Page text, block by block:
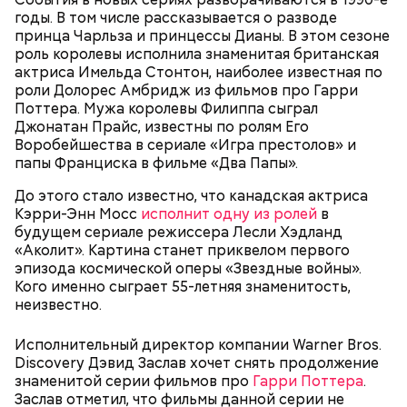
годы. В том числе рассказывается о разводе
принца Чарльза и принцессы Дианы. В этом сезоне
роль королевы исполнила знаменитая британская
актриса Имельда Стонтон, наиболее известная по
роли Долорес Амбридж из фильмов про Гарри
Поттера. Мужа королевы Филиппа сыграл
Джонатан Прайс, известны по ролям Его
Воробейшества в сериале «Игра престолов» и
папы Франциска в фильме «Два Папы».
До этого стало известно, что канадская актриса
Кэрри-Энн Мосс исполнит одну из ролей в
будущем сериале режиссера Лесли Хэдланд
«Аколит». Картина станет приквелом первого
эпизода космической оперы «Звездные войны».
Кого именно сыграет 55-летняя знаменитость,
неизвестно.
Исполнительный директор компании Warner Bros.
Discovery Дэвид Заслав хочет снять продолжение
знаменитой серии фильмов про Гарри Поттера.
Заслав отметил, что фильмы данной серии не
Вернет молодость и снизит
воспаление: диетолог Писарева
рассказала о пользе черники
— Лисички можно употреблять в различном виде:
жареном, вареном, тушеном, сушеном и соленом.
Однако с точки зрения пользы лучше отдать
предпочтение маринованным, соленым и тушеным
вариациям, — посоветовал эндокринолог.
«Новым рекордам — быть»: как
активность Эль-Ниньо может
отразиться на предстоящем лете
По его словам, молния может распасться, улететь
или просто погаснуть. Однако есть риск, что она
может и взорваться.
— Электричества нет. Но есть электростанция. И
секретарь партийной организации сжалился и
выделил нам цветной телевизор. И мы вечером
смогли посмотреть матч, — вспоминает он.